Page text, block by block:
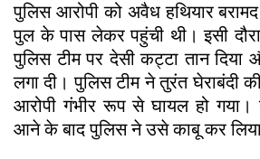
पुलिस आरोपी को अवैध हथियार
पुल के पास लेकर पहुंची थी। इसी
पुलिस टीम पर देसी कट्टा तान
लगा दी। पुलिस टीम ने तुरंत घेराबंदी
आरोपी गंभीर रूप से घायल हो
आने के बाद पुलिस ने उसे काबू कर